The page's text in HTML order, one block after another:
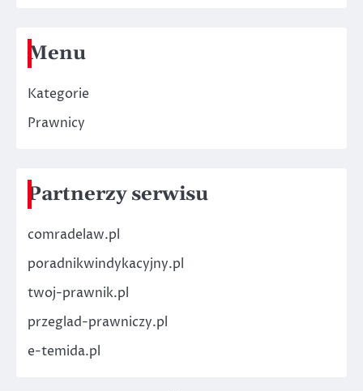
Menu
Kategorie
Prawnicy
Partnerzy serwisu
comradelaw.pl
poradnikwindykacyjny.pl
twoj-prawnik.pl
przeglad-prawniczy.pl
e-temida.pl